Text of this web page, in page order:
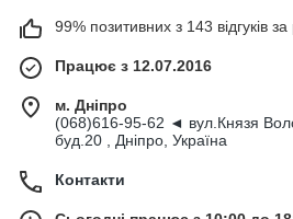
99% позитивних з 143 відгуків за
Працює з 12.07.2016
м. Дніпро
(068)616-95-62 ◄ вул.Князя
буд.20 , Дніпро, Україна
Контакти